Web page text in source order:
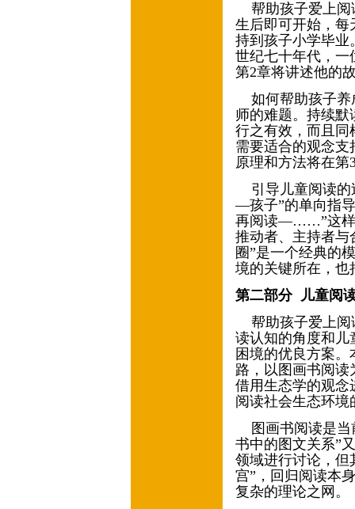
帮助孩子爱上
生后即可开始，每
持到孩子小学毕业
世纪七十年代，一
第2章将讲述他的
如何帮助孩子
师的难题。持续
行之有效，而且同
需要适合的观念
原理和方法将在第
引导儿童阅读
—孩子”的单向指
再阅读—……”这样
推动者、主持者与
圈”是一个经典的
境的关键所在，也
第二部分 儿童阅
帮助孩子爱上
读认知的角度和儿
困境的优良方案
路，以图画书阅
借用生态学的观念
阅读社会生态环境
图画书阅读是
书中的图文关系”
领域进行讨论，但
宫”，回归阅读本
复杂的理论之网。